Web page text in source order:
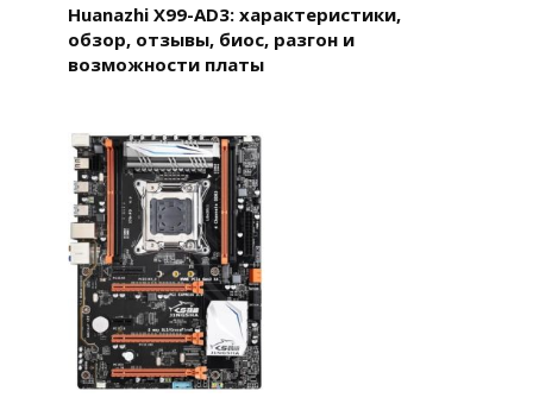
Huanazhi X99-AD3: характеристики,
обзор, отзывы, биос, разгон и
возможности платы